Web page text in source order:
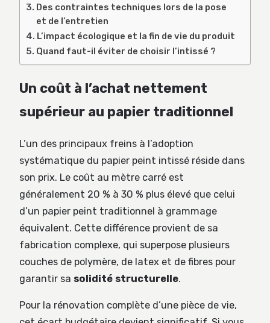
Des contraintes techniques lors de la pose
et de l’entretien
L’impact écologique et la fin de vie du produit
Quand faut-il éviter de choisir l’intissé ?
Un coût à l’achat nettement
supérieur au papier traditionnel
L’un des principaux freins à l’adoption
systématique du papier peint intissé réside dans
son prix. Le coût au mètre carré est
généralement 20 % à 30 % plus élevé que celui
d’un papier peint traditionnel à grammage
équivalent. Cette différence provient de sa
fabrication complexe, qui superpose plusieurs
couches de polymère, de latex et de fibres pour
garantir sa solidité structurelle.
Pour la rénovation complète d’une pièce de vie,